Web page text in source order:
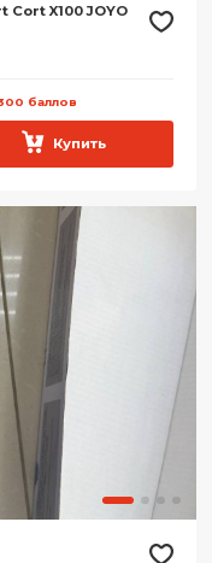
Cort X100 JOYO
баллов
Купить